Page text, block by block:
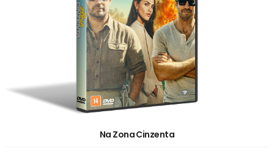
Na Zona Cinzenta